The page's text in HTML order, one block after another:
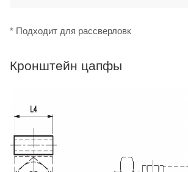
* Подходит для рассверловк
Кронштейн цапфы